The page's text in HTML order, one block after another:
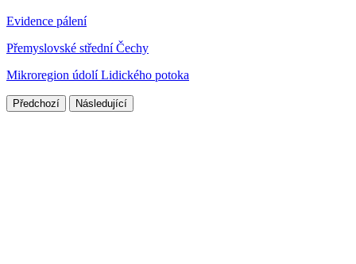
Evidence pálení
Přemyslovské střední Čechy
Mikroregion údolí Lidického potoka
Předchozí Následující